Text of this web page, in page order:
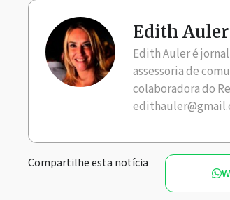
Edith Auler
Edith Auler é
assessoria de
colaboradora do
Compartilhe esta notícia